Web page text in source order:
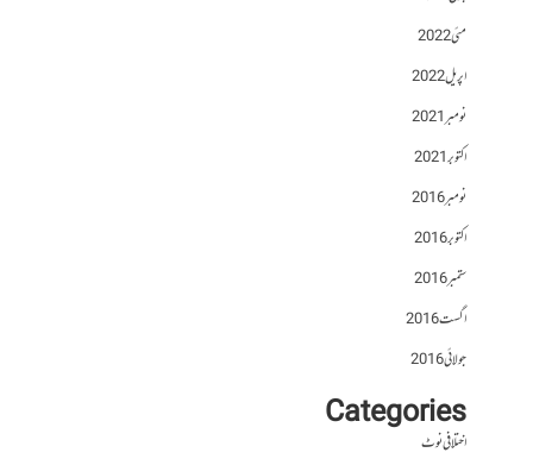
مئی 2022
اپریل 2022
نومبر 2021
اکتوبر 2021
نومبر 2016
اکتوبر 2016
ستمبر 2016
اگست 2016
جولائی 2016
Categories
اختلافی نوٹ